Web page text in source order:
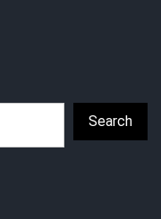
Search